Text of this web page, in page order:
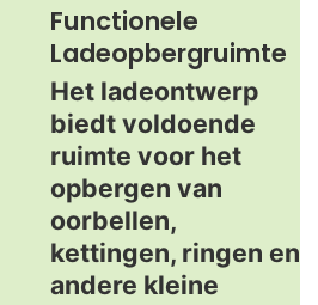
Functionele
Ladeopbergruimte
Het ladeontwerp
biedt voldoende
ruimte voor het
opbergen van
oorbellen,
kettingen, ringen en
andere kleine